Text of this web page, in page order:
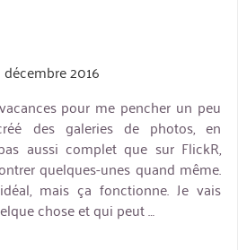
2016
pour me pencher un peu
des galeries de photos, en
aussi complet que sur FlickR,
quelques-unes quand même.
mais ça fonctionne. Je vais
chose et qui peut …